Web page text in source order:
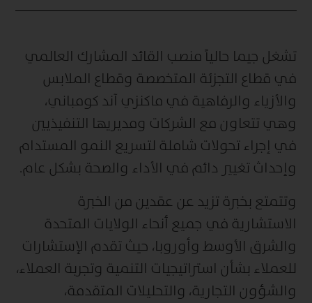
تشغل جيما حالياً منصب القائد المشارك العالمي
في قطاع التجزئة المتخصصة وقطاع الملابس
والأزياء والرفاهية في ماكنزي آند كومباني،
وهي تتعاون مع الشركات ومديريها التنفيذيين
في إجراء تحولات شاملة لتسريع النمو المستدام
وإحداث تغيير دائم في الأداء والصحة بشكل عام.
وتتمتع بخبرة تزيد عن عقدين من الخبرة
الاستشارية في جميع أنحاء الولايات المتحدة
والشرق الأوسط وأوروبا، حيث تقدم الإستشارات
للعملاء بشأن استراتيجيات التنمية وتجربة العملاء،
والشؤون التجارية، والتحليلات المتقدمة،